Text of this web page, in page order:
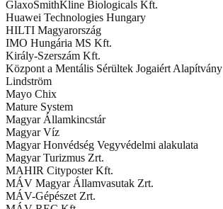
GlaxoSmithKline Biologicals Kft.
Huawei Technologies Hungary
HILTI Magyarország
IMO Hungária MS Kft.
Király-Szerszám Kft.
Központ a Mentális Sérültek Jogaiért Alapítvány
Lindström
Mayo Chix
Mature System
Magyar Államkincstár
Magyar Víz
Magyar Honvédség Vegyvédelmi alakulata
Magyar Turizmus Zrt.
MAHIR Cityposter Kft.
MÁV Magyar Államvasutak Zrt.
MÁV-Gépészet Zrt.